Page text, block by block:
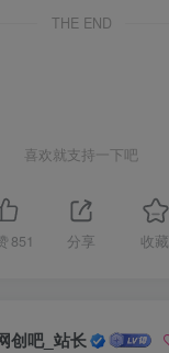
THE END
喜欢就支持一下吧
851 分享 收藏
创吧_站长